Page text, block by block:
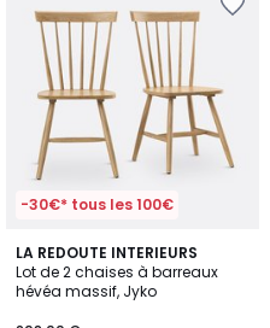
-30€* tous les 100€
LA REDOUTE INTERIEURS
Lot de 2 chaises à barreaux
hévéa massif, Jyko
4,4
/ 5
3
Couleurs